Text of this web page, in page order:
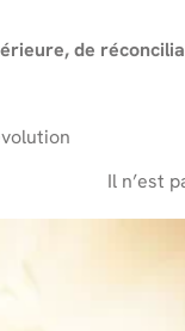
de
Il n’est